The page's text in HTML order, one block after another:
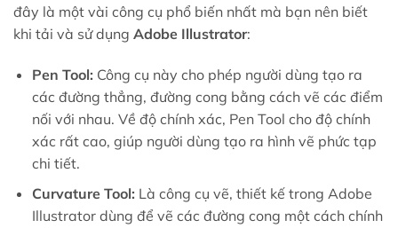
đây là một vài công cụ phổ biến nhất mà bạn nên biết
khi tải và sử dụng Adobe Illustrator:
Pen Tool: Công cụ này cho phép người dùng tạo ra
các đường thẳng, đường cong bằng cách vẽ các điểm
nối với nhau. Về độ chính xác, Pen Tool cho độ chính
xác rất cao, giúp người dùng tạo ra hình vẽ phức tạp
chi tiết.
Curvature Tool: Là công cụ vẽ, thiết kế trong Adobe
Illustrator dùng để vẽ các đường cong một cách chính